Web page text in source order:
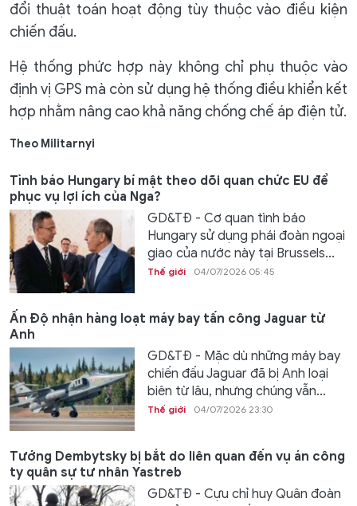
đổi thuật toán hoạt động tùy thuộc vào điều kiện
chiến đấu.
Hệ thống phức hợp này không chỉ phụ thuộc vào
định vị GPS mà còn sử dụng hệ thống điều khiển kết
hợp nhằm nâng cao khả năng chống chế áp điện tử.
Theo Militarnyi
Tình báo Hungary bí mật theo dõi quan chức EU để
phục vụ lợi ích của Nga?
GD&TĐ - Cơ quan tình báo
Hungary sử dụng phái đoàn ngoại
giao của nước này tại Brussels...
Thế giới 04/07/2026 05:45
Ấn Độ nhận hàng loạt máy bay tấn công Jaguar từ
Anh
GD&TĐ - Mặc dù những máy bay
chiến đấu Jaguar đã bị Anh loại
biên từ lâu, nhưng chúng vẫn...
Thế giới 04/07/2026 23:30
Tướng Dembytsky bị bắt do liên quan đến vụ án công
ty quân sự tư nhân Yastreb
GD&TĐ - Cựu chỉ huy Quân đoàn